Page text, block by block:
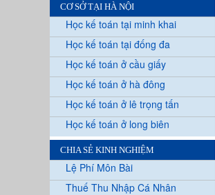
CƠ SỞ TẠI HÀ NỘI
Học kế toán tại minh khai
Học kế toán tại đống đa
Học kế toán ở cầu giấy
Học kế toán ở hà đông
Học kế toán ở lê trọng tấn
Học kế toán ở long biên
CHIA SẺ KINH NGHIỆM
Lệ Phí Môn Bài
Thuế Thu Nhập Cá Nhân